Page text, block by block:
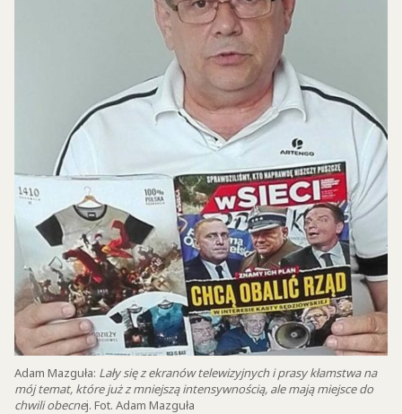
Adam Mazguła: Lały się z ekranów telewizyjnych i prasy kłamstwa na
mój temat, które już z mniejszą intensywnością, ale mają miejsce do
chwili obecnej. Fot. Adam Mazguła